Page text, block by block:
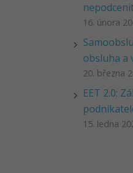
16. února
obsluha a
20. března
EET 2.0:
15. ledna